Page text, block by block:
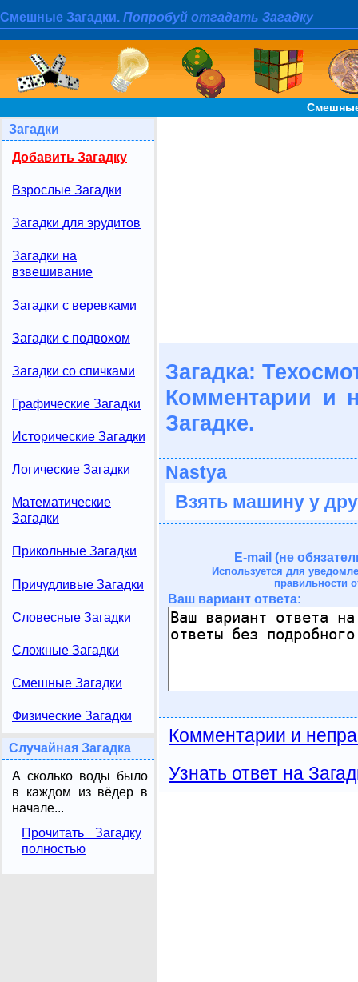
Смешные Загадки. Попробуй отгадать Загадку
Загадки
Добавить Загадку
Взрослые Загадки
Загадки для эрудитов
Загадки на
взвешивание
Загадки с веревками
Загадки с подвохом
Загадки со спичками
Графические Загадки
Исторические Загадки
Логические Загадки
Математические
Загадки
Прикольные Загадки
Причудливые Загадки
Словесные Загадки
Сложные Загадки
Смешные Загадки
Физические Загадки
Случайная Загадка
А сколько воды было
в каждом из вёдер в
начале...
Прочитать Загадку
полностью
Загадка:
Комментарии и
Загадке.
Nastya
Взять машину у
E-mail (не
Используется для
правильности
Ваш вариант ответа:
Комментарии и
Узнать ответ на